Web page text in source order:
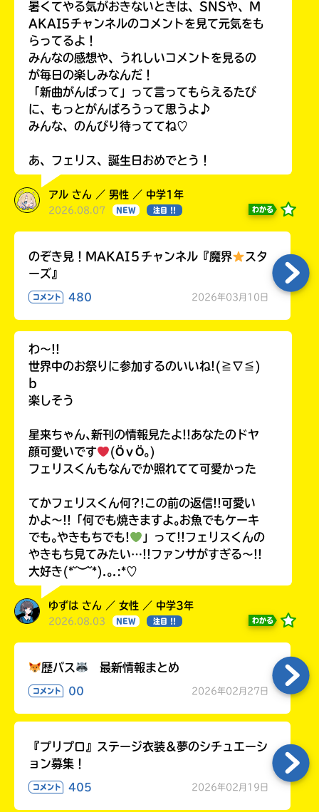
暑くてやる気がおきないときは、SNSや、M
AKAI5チャンネルのコメントを見て元気をも
らってるよ！
みんなの感想や、うれしいコメントを見るの
が毎日の楽しみなんだ！
「新曲がんばって」って言ってもらえるたび
に、もっとがんばろうって思うよ♪
みんな、のんびり待っててね♡
あ、フェリス、誕生日おめでとう！
アル さん ／ 男性 ／ 中学1年
2026.08.07 NEW 注目 !! わかる
のぞき見！MAKAI５チャンネル『魔界
スタ
ーズ』
コメント 480 2026年03月10日
わ〜!!
世界中のお祭りに参加するのいいね!(≧∇≦)
b
楽しそう
星来ちゃん､新刊の情報見たよ!!あなたのドヤ
顔可愛いです
(ӦｖӦ｡)
フェリスくんもなんでか照れてて可愛かった
てかフェリスくん何?!この前の返信!!可愛い
かよ〜!!「何でも焼きますよ｡お魚でもケーキ
でも｡やきもちでも!
」って!!フェリスくんの
やきもち見てみたい…!!ファンサがすぎる〜!!
大好き(*˘︶˘*).｡.:*♡
ゆずは さん ／ 女性 ／ 中学3年
2026.08.03 NEW 注目 !! わかる
歴バス 最新情報まとめ
コメント 00 2026年02月27日
『プリプロ』ステージ衣装＆夢のシチュエーシ
ョン募集！
コメント 405 2026年02月19日